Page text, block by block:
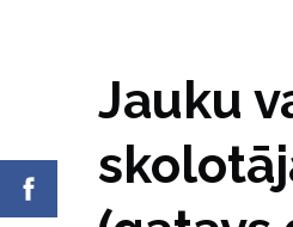
Jauku